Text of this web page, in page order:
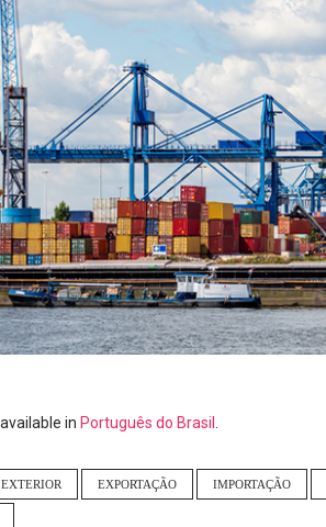
in Português do Brasil
EXPORTAÇÃO IMPORTAÇÃO